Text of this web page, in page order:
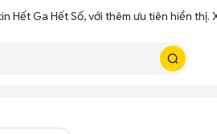
Hết Ga Hết Số, với thêm ưu tiên hiển thị.